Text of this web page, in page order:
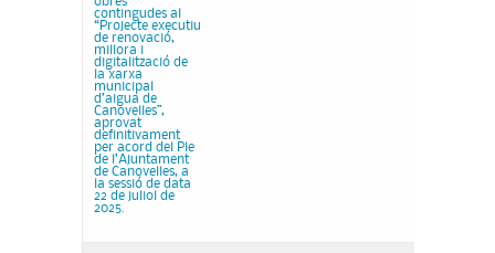
contingudes al
“Projecte executiu
de renovació,
millora i
digitalització de
la xarxa
municipal
d’aigua de
Canovelles”,
aprovat
definitivament
per acord del Ple
de l’Ajuntament
de Canovelles, a
la sessió de data
22 de juliol de
2025.